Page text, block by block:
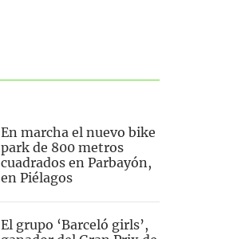
En marcha el nuevo bike
park de 800 metros
cuadrados en Parbayón,
en Piélagos
El grupo ‘Barceló girls’,